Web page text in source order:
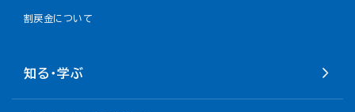
割戻金について​
知る・学ぶ